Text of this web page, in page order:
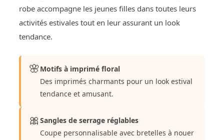
robe accompagne les jeunes filles dans toutes leurs
activités estivales tout en leur assurant un look
tendance.
🌸Motifs à imprimé floral
Des imprimés charmants pour un look estival
tendance et amusant.
🎀 Sangles de serrage réglables
Coupe personnalisable avec bretelles à nouer